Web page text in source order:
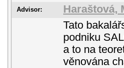
Advisor: Haraštová,
Tato
podniku
a to na
věnována